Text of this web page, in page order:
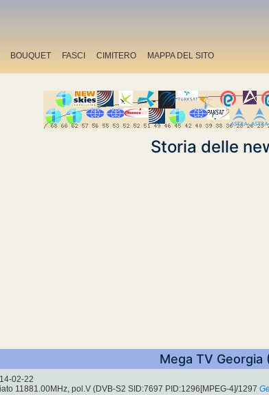
BOUQUET FASCI CIMITERO MAPPA DEL SITO
Storia delle
Mega TV
02-22
11881.00MHz, pol.V (DVB-S2 SID:7697 PID:1296[MPEG-4]/1297